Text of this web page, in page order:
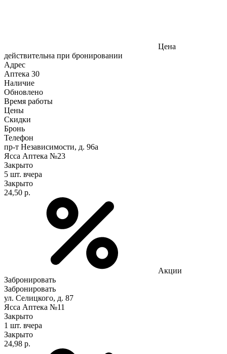
Цена
действительна при бронировании
Адрес
Аптека 30
Наличие
Обновлено
Время работы
Цены
Скидки
Бронь
Телефон
пр-т Независимости, д. 96а
Ясса Аптека №23
Закрыто
5 шт. вчера
Закрыто
24,50 р.
Акции
Забронировать
Забронировать
ул. Селицкого, д. 87
Ясса Аптека №11
Закрыто
1 шт. вчера
Закрыто
24,98 р.